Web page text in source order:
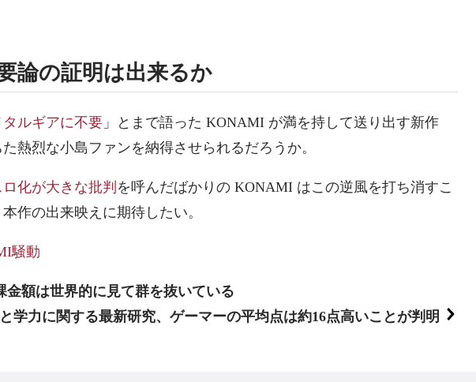
論の証明は出来るか
タルギアに不要 」とまで語った KONAMI が満を持して送り出す新作
熱烈な小島ファンを納得させられるだろうか。
化が大きな批判 を呼んだばかりの KONAMI はこの逆風を打ち消すこ
作の出来映えに期待したい。
騒動
金額は世界的に見て群を抜いている
学力に関する最新研究、ゲーマーの平均点は約16点高いことが判明